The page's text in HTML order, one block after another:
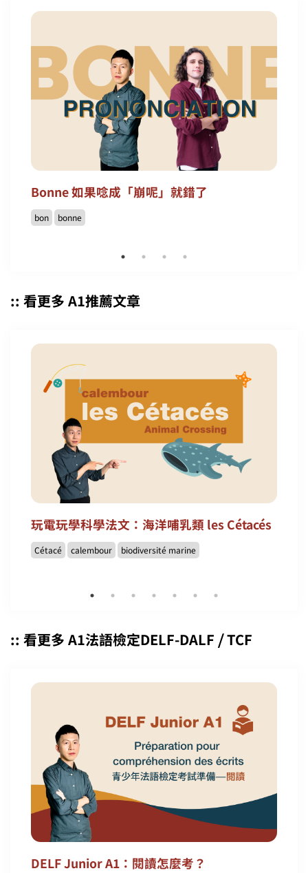
Bonne 如果唸成「崩呢」就錯了
bon bonne
:: 看更多 A1推薦文章
玩電玩學科學法文：海洋哺乳類 les Cétacés
Cétacé calembour biodiversité marine
:: 看更多 A1法語檢定DELF-DALF ⧸ TCF
DELF Junior A1：閱讀怎麼考？